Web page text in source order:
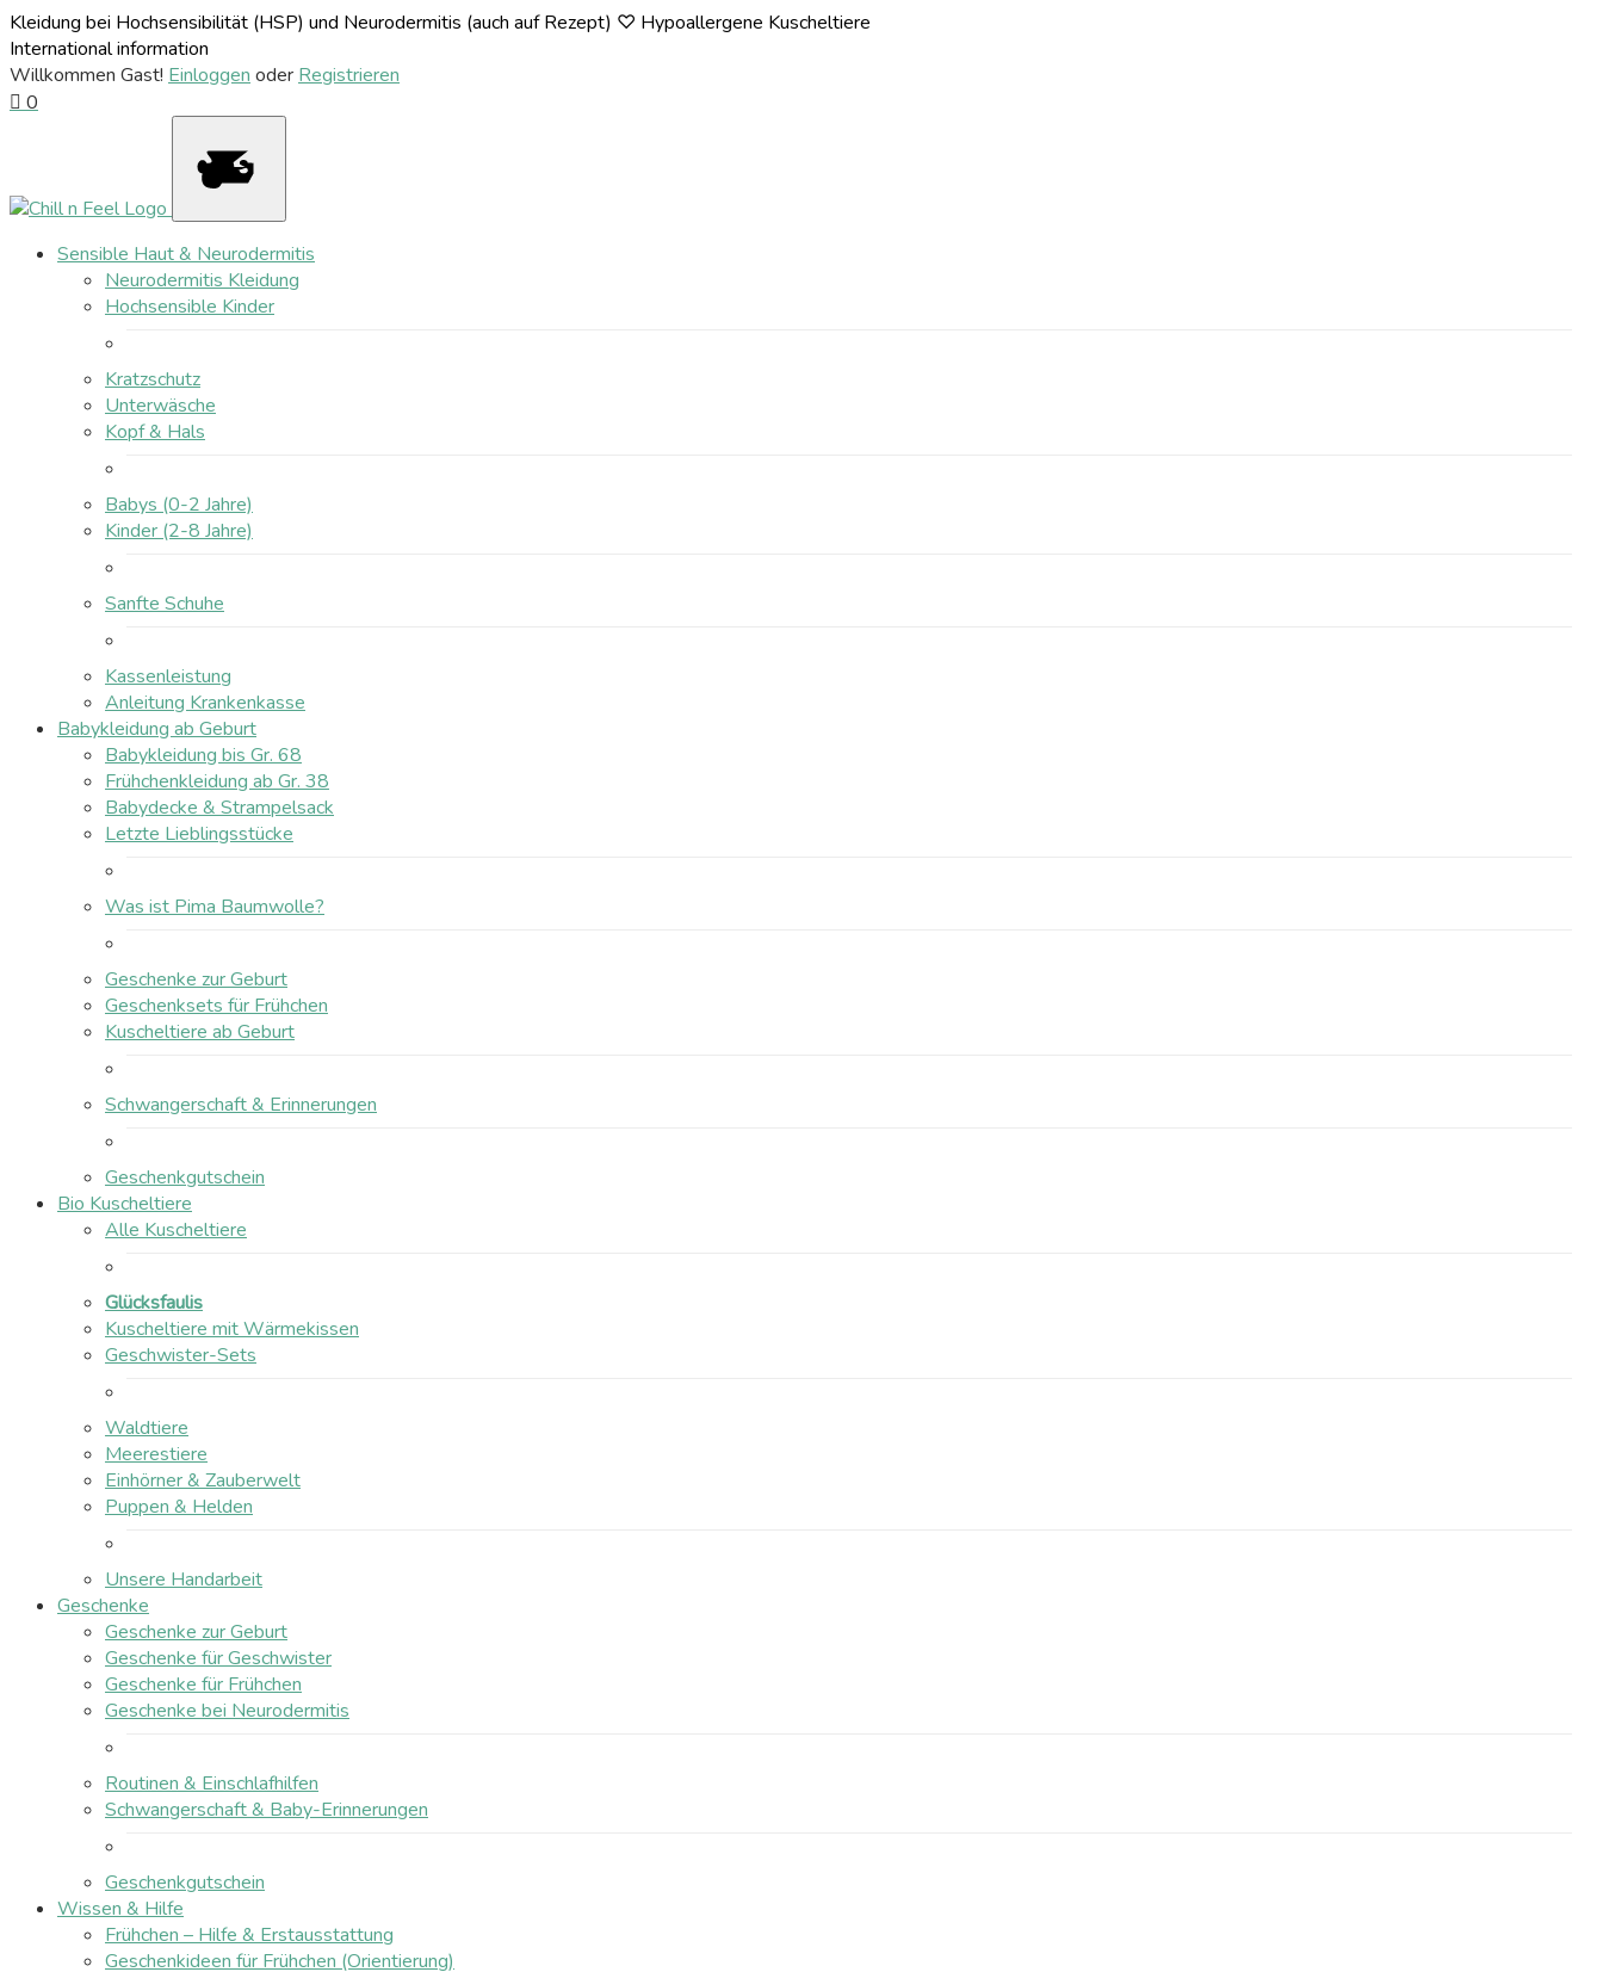
Kleidung bei Hochsensibilität (HSP) und Neurodermitis (auch auf Rezept) ♡ Hypoallergene Kuscheltiere
International information
Willkommen Gast! Einloggen oder Registrieren
0
Sensible Haut & Neurodermitis
Neurodermitis Kleidung
Hochsensible Kinder
Kratzschutz
Unterwäsche
Kopf & Hals
Babys (0-2 Jahre)
Kinder (2-8 Jahre)
Sanfte Schuhe
Kassenleistung
Anleitung Krankenkasse
Babykleidung ab Geburt
Babykleidung bis Gr. 68
Frühchenkleidung ab Gr. 38
Babydecke & Strampelsack
Letzte Lieblingsstücke
Was ist Pima Baumwolle?
Geschenke zur Geburt
Geschenksets für Frühchen
Kuscheltiere ab Geburt
Schwangerschaft & Erinnerungen
Geschenkgutschein
Bio Kuscheltiere
Alle Kuscheltiere
Glücksfaulis
Kuscheltiere mit Wärmekissen
Geschwister-Sets
Waldtiere
Meerestiere
Einhörner & Zauberwelt
Puppen & Helden
Unsere Handarbeit
Geschenke
Geschenke zur Geburt
Geschenke für Geschwister
Geschenke für Frühchen
Geschenke bei Neurodermitis
Routinen & Einschlafhilfen
Schwangerschaft & Baby-Erinnerungen
Geschenkgutschein
Wissen & Hilfe
Frühchen – Hilfe & Erstausstattung
Geschenkideen für Frühchen (Orientierung)